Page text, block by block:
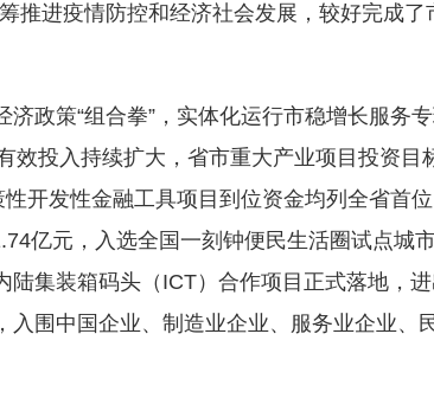
推进疫情防控和经济社会发展，较好完成了
策“组合拳”，实体化运行市稳增长服务
投入持续扩大，省市重大产业项目投资目
开发性金融工具项目到位资金均列全省首
亿元，入选全国一刻钟便民生活圈试点城
集装箱码头（ICT）合作项目正式落地，
围中国企业、制造业企业、服务业企业、